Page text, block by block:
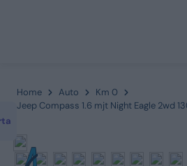
Home Auto
Km 0
Jeep Compass 1.6 mjt Night Eagle 2wd